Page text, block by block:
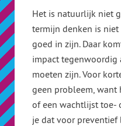
Het is natuurlijk niet
termijn denken is
goed in zijn. Daar
impact tegenwoordig
moeten zijn. Voor
geen probleem, want
of een wachtlijst toe-
je dat voor preventief